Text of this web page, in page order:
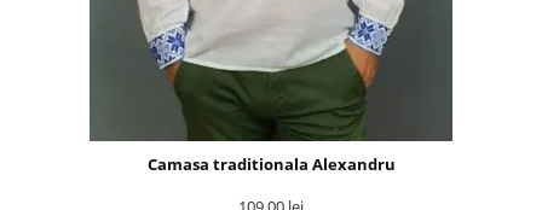
Camasa traditionala Alexandru